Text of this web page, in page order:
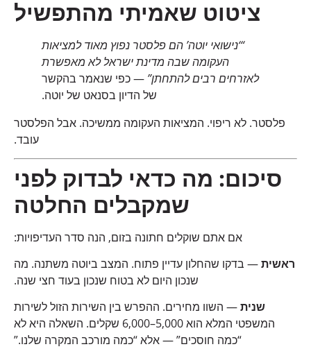
ציטוט שאמיתי מהתפשיל
“‘נישואי יוטה’ הם פלסטר נפוץ מאוד למציאות
העקומה שבה מדינת ישראל לא מאפשרת
לאזרחים רבים להתחתן”— כפי שנאמר בהקשר
של הדיון בסנאט של יוטה.
פלסטר. לא ריפוי. המציאות העקומה ממשיכה. אבל הפלסטר
עובד.
סיכום: מה כדאי לבדוק לפני
שמקבלים החלטה
אם אתם שוקלים חתונה בזום, הנה סדר העדיפויות:
ראשית— בדקו שהחלון עדיין פתוח. המצב ביוטה משתנה. מה
שנכון היום לא בטוח שנכון בעוד חצי שנה.
שנית— השוו מחירים. ההפרש בין השירות הזול לשירות
המשפטי המלא הוא 5,000–6,000 שקלים. השאלה היא לא
“כמה חוסכים” — אלא “כמה מורכב המקרה שלנו.”